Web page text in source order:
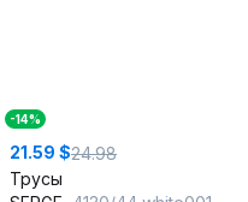
-14%
21.59 $24.98
Трусы